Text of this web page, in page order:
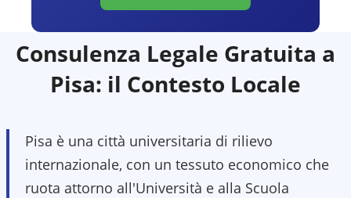
Consulenza Legale Gratuita a
Pisa: il Contesto Locale
Pisa è una città universitaria di rilievo
internazionale, con un tessuto economico che
ruota attorno all'Università e alla Scuola